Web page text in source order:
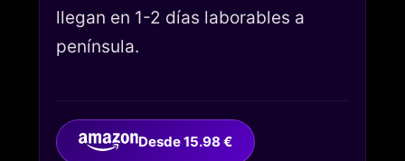
llegan en 1-2 días laborables a
península.
Desde 15.98 €